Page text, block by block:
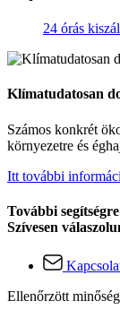
24 órás
Klímatudatosan
Számos konkrét
környezetre és
Itt további
További
Szívesen
Ellenőrzött minőség